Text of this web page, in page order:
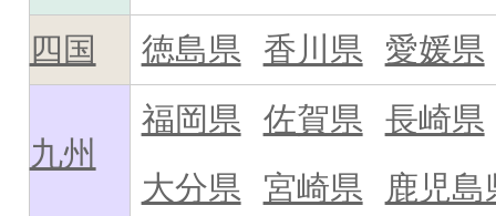
四国
徳島県 香川県 愛媛県
九州
福岡県 佐賀県
長崎県
大分県
宮崎県
鹿児島